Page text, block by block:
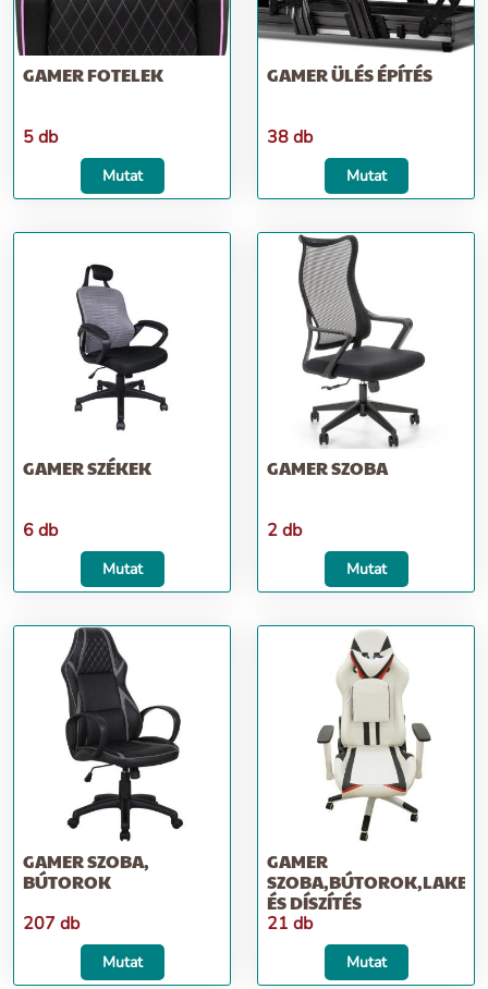
GAMER FOTELEK
5 db
Mutat
GAMER ÜLÉS ÉPÍTÉS
38 db
Mutat
GAMER SZÉKEK
6 db
Mutat
GAMER SZOBA
2 db
Mutat
GAMER SZOBA,
BÚTOROK
207 db
Mutat
GAMER
ÉS DÍSZÍTÉS
21 db
Mutat